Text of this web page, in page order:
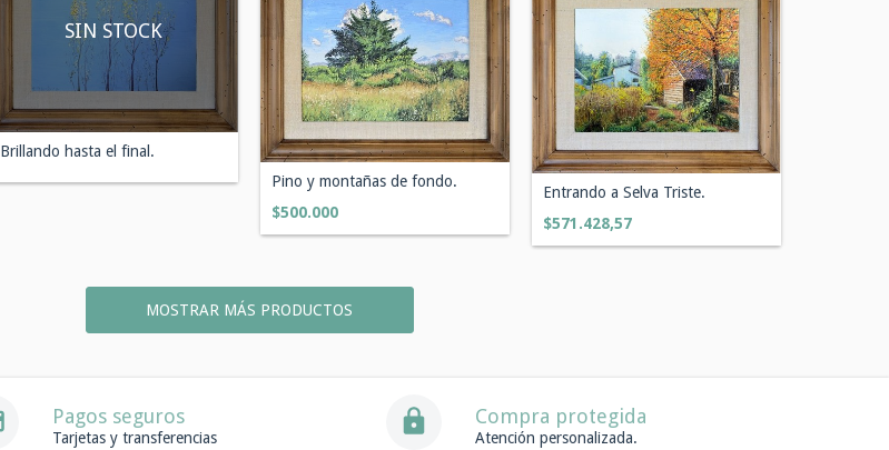
SIN STOCK
Brillando hasta el final.
Pino y montañas de fondo.
$500.000
Entrando a Selva Triste.
$571.428,57
MOSTRAR MÁS PRODUCTOS
Pagos seguros
Tarjetas y transferencias
Compra protegida
Atención personalizada.